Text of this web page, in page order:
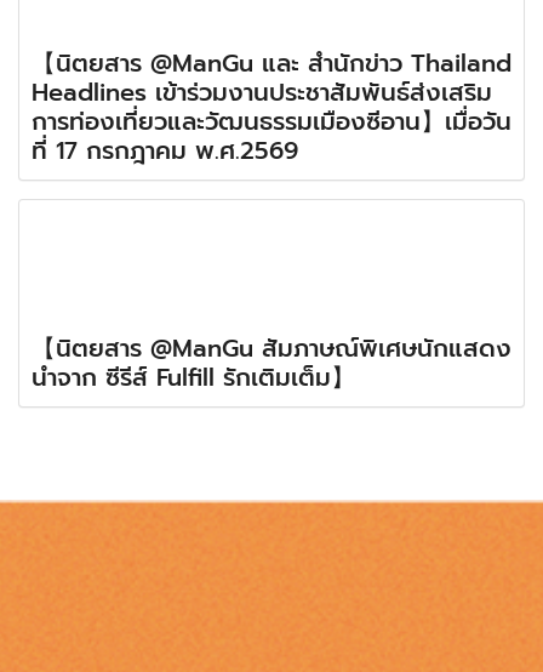
【นิตยสาร @ManGu และ สำนักข่าว Thailand
Headlines เข้าร่วมงานประชาสัมพันธ์ส่งเสริม
การท่องเที่ยวและวัฒนธรรมเมืองซีอาน】เมื่อวัน
ที่ 17 กรกฎาคม พ.ศ.2569
【นิตยสาร @ManGu สัมภาษณ์พิเศษนักแสดง
นำจาก ซีรีส์ Fulfill รักเติมเต็ม】